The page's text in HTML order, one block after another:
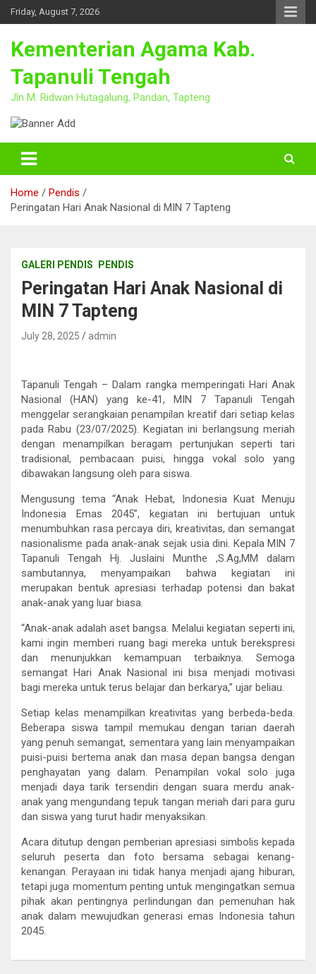
Skip
to
Friday, August 7, 2026
Kementerian Agama Kab.
Tapanuli Tengah
Jln M. Ridwan Hutagalung, Pandan, Tapteng
Home
Pendis
Peringatan Hari Anak Nasional di MIN 7 Tapteng
GALERI PENDIS PENDIS
Peringatan Hari Anak Nasional di
MIN 7 Tapteng
July 28, 2025 admin
Tapanuli Tengah – Dalam rangka memperingati Hari Anak
Nasional (HAN) yang ke-41, MIN 7 Tapanuli Tengah
menggelar serangkaian penampilan kreatif dari setiap kelas
pada Rabu (23/07/2025). Kegiatan ini berlangsung meriah
dengan menampilkan beragam pertunjukan seperti tari
tradisional, pembacaan puisi, hingga vokal solo yang
dibawakan langsung oleh para siswa.
Mengusung tema “Anak Hebat, Indonesia Kuat Menuju
Indonesia Emas 2045”, kegiatan ini bertujuan untuk
menumbuhkan rasa percaya diri, kreativitas, dan semangat
nasionalisme pada anak-anak sejak usia dini. Kepala MIN 7
Tapanuli Tengah Hj. Juslaini Munthe ,S.Ag,MM dalam
sambutannya, menyampaikan bahwa kegiatan ini
merupakan bentuk apresiasi terhadap potensi dan bakat
anak-anak yang luar biasa.
“Anak-anak adalah aset bangsa. Melalui kegiatan seperti ini,
kami ingin memberi ruang bagi mereka untuk berekspresi
dan menunjukkan kemampuan terbaiknya. Semoga
semangat Hari Anak Nasional ini bisa menjadi motivasi
bagi mereka untuk terus belajar dan berkarya,” ujar beliau.
Setiap kelas menampilkan kreativitas yang berbeda-beda.
Beberapa siswa tampil memukau dengan tarian daerah
yang penuh semangat, sementara yang lain menyampaikan
puisi-puisi bertema anak dan masa depan bangsa dengan
penghayatan yang dalam. Penampilan vokal solo juga
menjadi daya tarik tersendiri dengan suara merdu anak-
anak yang mengundang tepuk tangan meriah dari para guru
dan siswa yang turut hadir menyaksikan.
Acara ditutup dengan pemberian apresiasi simbolis kepada
seluruh peserta dan foto bersama sebagai kenang-
kenangan. Perayaan ini tidak hanya menjadi ajang hiburan,
tetapi juga momentum penting untuk mengingatkan semua
pihak akan pentingnya perlindungan dan pemenuhan hak
anak dalam mewujudkan generasi emas Indonesia tahun
2045.